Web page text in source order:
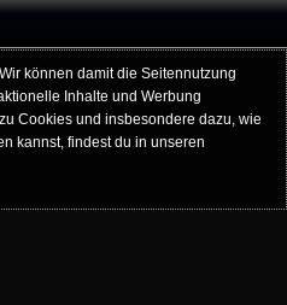
können damit die Seitennutzung
Inhalte und Werbung
Cookies und insbesondere dazu, wie
kannst, findest du in unseren